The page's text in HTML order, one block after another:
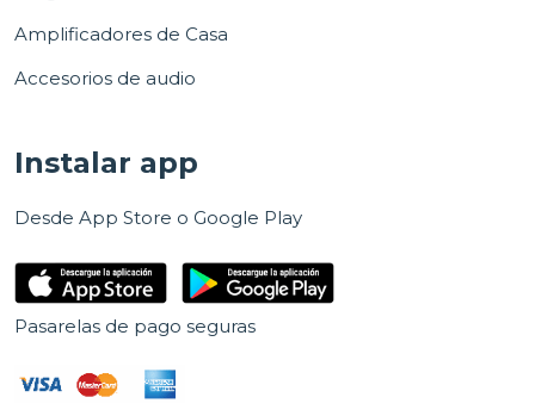
Amplificadores de Casa
Accesorios de audio
Instalar app
Desde App Store o Google Play
Pasarelas de pago seguras